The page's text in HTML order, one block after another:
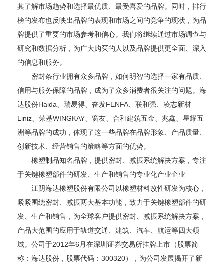
其了解市场趋势和选择最优质、最受喜爱的品牌。同时，排行
榜的发布也反映出品牌的表现和市场之间的竞争的现状，为品
牌提供了重要的市场参考和信心。我们将继续通过市场调查与
研究和数据分析，为广大购买的人以及品牌提供更全面、深入
的信息和服务。
密封条行业拥有众多品牌，如何明智的选择一家有品质、
信用与服务保障的品牌，成为了众多消费者很关注的问题。海
达股份Haida、瑞易得、奋发FENFA、联和强、凌志新材
Liniz、荣基WINGKAY、窗友、合和建筑五金、兆鑫、星耀五
洲等品牌的成功，体现了这一些品牌在品牌形象、产品质量、
创新技术、经营销售的策略等方面的优势。
橡塑制品知名品牌，提供密封、减振系统解决方案，专注
于关键橡塑部件的研发、生产和销售的专业化产业企业
江阴海达橡塑股份有限公司以橡塑材料改性研发为核心，
紧紧围绕密封、减振两大基本功能，致力于关键橡塑部件的研
发、生产和销售，为全球客户提供密封、减振系统解决方案，
产品大范围的应用于轨道交通、建筑、汽车、航运等四大领
域。公司于2012年6月在深圳证券交易所挂牌上市（股票简
称：海达股份，股票代码：300320），为公司发展揭开了新